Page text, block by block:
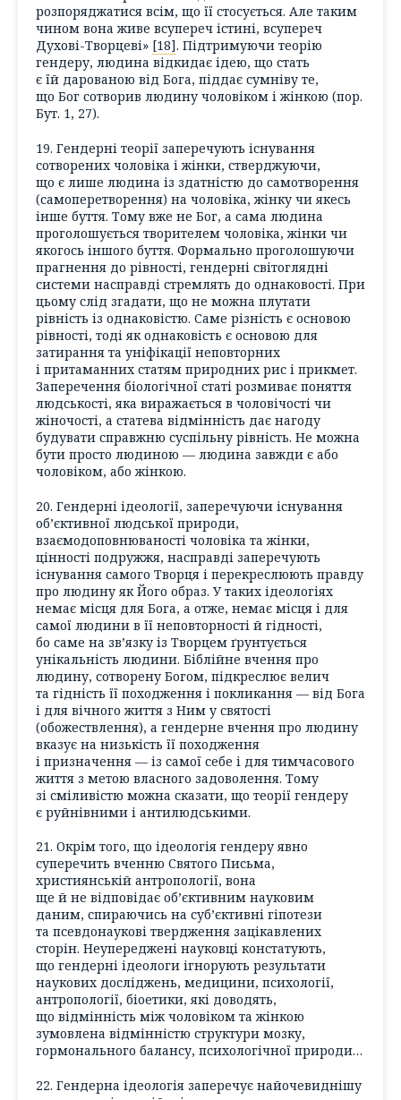
розпоряджатися всім, що її стосується. Але таким
чином вона живе всупереч істині, всупереч
Духові-Творцеві» [18]. Підтримуючи теорію
гендеру, людина відкидає ідею, що стать
є їй дарованою від Бога, піддає сумніву те,
що Бог сотворив людину чоловіком і жінкою (пор.
Бут. 1, 27).
19. Гендерні теорії заперечують існування
сотворених чоловіка і жінки, стверджуючи,
що є лише людина із здатністю до самотворення
(самоперетворення) на чоловіка, жінку чи якесь
інше буття. Тому вже не Бог, а сама людина
проголошується творителем чоловіка, жінки чи
якогось іншого буття. Формально проголошуючи
прагнення до рівності, гендерні світоглядні
системи насправді стремлять до однаковості. При
цьому слід згадати, що не можна плутати
рівність із однаковістю. Саме різність є основою
рівності, тоді як однаковість є основою для
затирання та уніфікації неповторних
і притаманних статям природних рис і прикмет.
Заперечення біологічної статі розмиває поняття
людськості, яка виражається в чоловічості чи
жіночості, а статева відмінність дає нагоду
будувати справжню суспільну рівність. Не можна
бути просто людиною — людина завжди є або
чоловіком, або жінкою.
20. Гендерні ідеології, заперечуючи існування
об’єктивної людської природи,
взаємодоповнюваності чоловіка та жінки,
цінності подружжя, насправді заперечують
існування самого Творця і перекреслюють правду
про людину як Його образ. У таких ідеологіях
немає місця для Бога, а отже, немає місця і для
самої людини в її неповторності й гідності,
бо саме на зв’язку із Творцем ґрунтується
унікальність людини. Біблійне вчення про
людину, сотворену Богом, підкреслює велич
та гідність її походження і покликання — від Бога
і для вічного життя з Ним у святості
(обожествлення), а гендерне вчення про людину
вказує на низькість її походження
і призначення — із самої себе і для тимчасового
життя з метою власного задоволення. Тому
зі сміливістю можна сказати, що теорії гендеру
є руйнівними і антилюдськими.
21. Окрім того, що ідеологія гендеру явно
суперечить вченню Святого Письма,
християнській антропології, вона
ще й не відповідає об’єктивним науковим
даним, спираючись на суб’єктивні гіпотези
та псевдонаукові твердження зацікавлених
сторін. Неупереджені науковці констатують,
що гендерні ідеологи ігнорують результати
наукових досліджень, медицини, психології,
антропології, біоетики, які доводять,
що відмінність між чоловіком та жінкою
зумовлена відмінністю структури мозку,
гормонального балансу, психологічної природи…
22. Гендерна ідеологія заперечує найочевиднішу